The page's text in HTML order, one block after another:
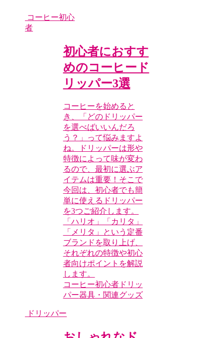
コーヒー初心
者
初心者におすす
めのコーヒード
リッパー3選
コーヒーを始めると
き、「どのドリッパー
を選べばいいんだろ
う？」って悩みますよ
ね。ドリッパーは形や
特徴によって味が変わ
るので、最初に選ぶア
イテムは重要！そこで
今回は、初心者でも簡
単に使えるドリッパー
を3つご紹介します。
「ハリオ」「カリタ」
「メリタ」という定番
ブランドを取り上げ、
それぞれの特徴や初心
者向けポイントを解説
します。
コーヒー初心者ドリッ
パー器具・関連グッズ
ドリッパー